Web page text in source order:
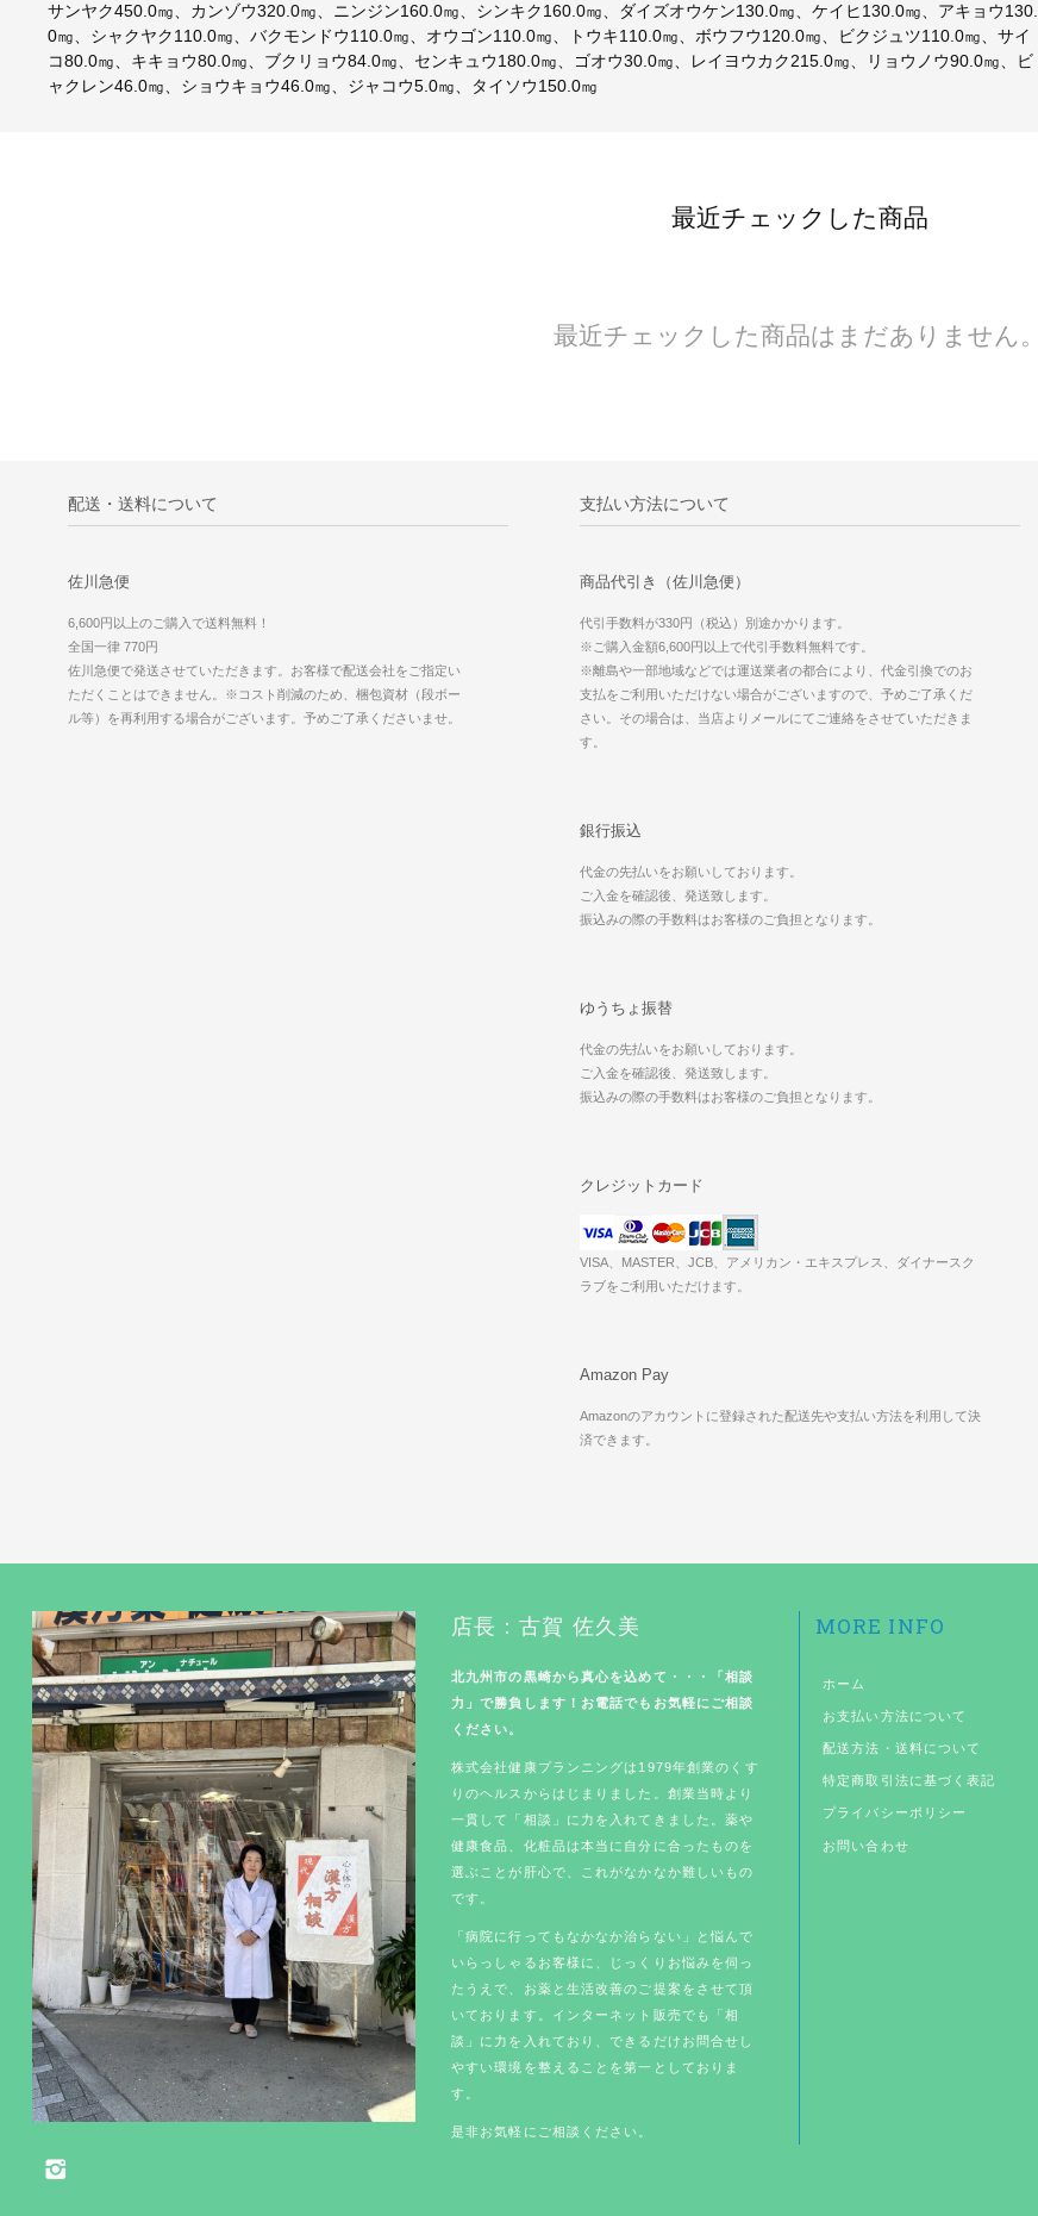
サンヤク450.0㎎、カンゾウ320.0㎎、ニンジン160.0㎎、シンキク160.0㎎、ダイズオウケン130.0㎎、ケイヒ130.0㎎、アキョウ130.
0㎎、シャクヤク110.0㎎、バクモンドウ110.0㎎、オウゴン110.0㎎、トウキ110.0㎎、ボウフウ120.0㎎、ビクジュツ110.0㎎、サイ
コ80.0㎎、キキョウ80.0㎎、ブクリョウ84.0㎎、センキュウ180.0㎎、ゴオウ30.0㎎、レイヨウカク215.0㎎、リョウノウ90.0㎎、ビ
ャクレン46.0㎎、ショウキョウ46.0㎎、ジャコウ5.0㎎、タイソウ150.0㎎
最近チェックした商品
最近チェックした商品はまだありません。
配送・送料について
佐川急便
6,600円以上のご購入で送料無料！
全国一律 770円
佐川急便で発送させていただきます。お客様で配送会社をご指定い
ただくことはできません。※コスト削減のため、梱包資材（段ボー
ル等）を再利用する場合がございます。予めご了承くださいませ。
支払い方法について
商品代引き（佐川急便）
代引手数料が330円（税込）別途かかります。
※ご購入金額6,600円以上で代引手数料無料です。
※離島や一部地域などでは運送業者の都合により、代金引換でのお
支払をご利用いただけない場合がございますので、予めご了承くだ
さい。その場合は、当店よりメールにてご連絡をさせていただきま
す。
銀行振込
代金の先払いをお願いしております。
ご入金を確認後、発送致します。
振込みの際の手数料はお客様のご負担となります。
ゆうちょ振替
代金の先払いをお願いしております。
ご入金を確認後、発送致します。
振込みの際の手数料はお客様のご負担となります。
クレジットカード
VISA、MASTER、JCB、アメリカン・エキスプレス、ダイナースク
ラブをご利用いただけます。
Amazon Pay
Amazonのアカウントに登録された配送先や支払い方法を利用して決
済できます。
店長：古賀 佐久美
北九州市の黒崎から真心を込めて・・・「相談
力」で勝負します！お電話でもお気軽にご相談
ください。
株式会社健康プランニングは1979年創業のくす
りのヘルスからはじまりました。創業当時より
一貫して「相談」に力を入れてきました。薬や
健康食品、化粧品は本当に自分に合ったものを
選ぶことが肝心で、これがなかなか難しいもの
です。
「病院に行ってもなかなか治らない」と悩んで
いらっしゃるお客様に、じっくりお悩みを伺っ
たうえで、お薬と生活改善のご提案をさせて頂
いております。インターネット販売でも「相
談」に力を入れており、できるだけお問合せし
やすい環境を整えることを第一としておりま
す。
是非お気軽にご相談ください。
MORE INFO
ホーム
お支払い方法について
配送方法・送料について
特定商取引法に基づく表記
プライバシーポリシー
お問い合わせ